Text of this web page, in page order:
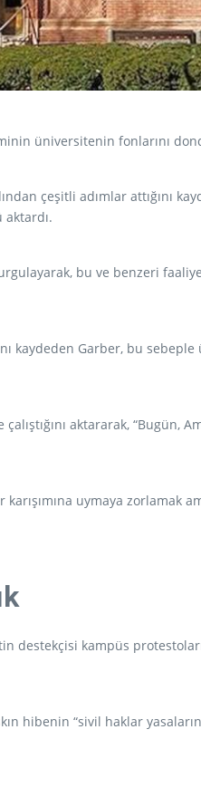
üniversitenin fonlarını
çeşitli adımlar attığını
bu ve benzeri
kaydeden Garber, bu
aktararak,
uymaya zorlamak
kampüs
hibenin “sivil haklar